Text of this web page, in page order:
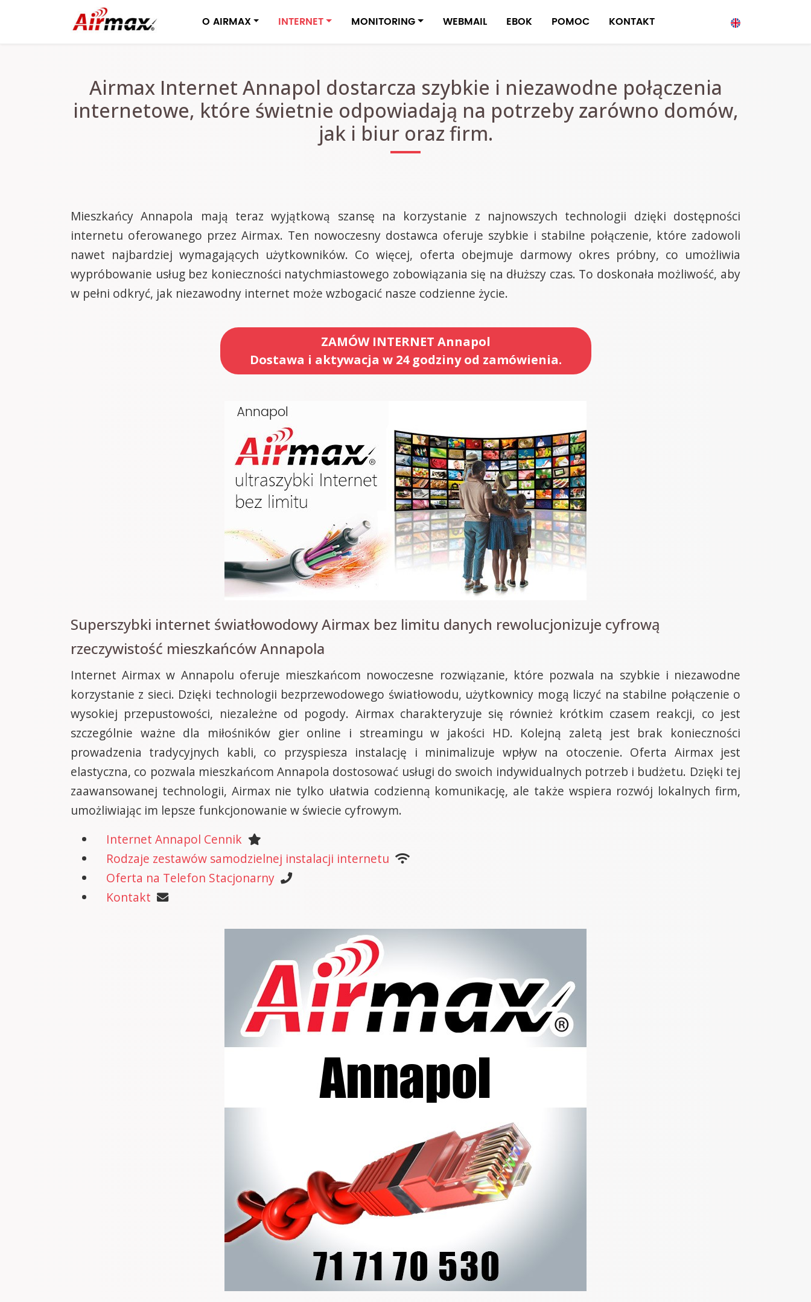
O AIRMAX INTERNET MONITORING WEBMAIL EBOK POMOC KONTAKT
Airmax Internet Annapol dostarcza szybkie i niezawodne połączenia
internetowe, które świetnie odpowiadają na potrzeby zarówno domów,
jak i biur oraz firm.
Mieszkańcy Annapola mają teraz wyjątkową szansę na korzystanie z najnowszych technologii dzięki dostępności
internetu oferowanego przez Airmax. Ten nowoczesny dostawca oferuje szybkie i stabilne połączenie, które zadowoli
nawet najbardziej wymagających użytkowników. Co więcej, oferta obejmuje darmowy okres próbny, co umożliwia
wypróbowanie usług bez konieczności natychmiastowego zobowiązania się na dłuższy czas. To doskonała możliwość, aby
w pełni odkryć, jak niezawodny internet może wzbogacić nasze codzienne życie.
ZAMÓW INTERNET Annapol
Dostawa i aktywacja w 24 godziny od zamówienia.
Superszybki internet światłowodowy Airmax bez limitu danych rewolucjonizuje cyfrową
rzeczywistość mieszkańców Annapola
Internet Airmax w Annapolu oferuje mieszkańcom nowoczesne rozwiązanie, które pozwala na szybkie i niezawodne
korzystanie z sieci. Dzięki technologii bezprzewodowego światłowodu, użytkownicy mogą liczyć na stabilne połączenie o
wysokiej przepustowości, niezależne od pogody. Airmax charakteryzuje się również krótkim czasem reakcji, co jest
szczególnie ważne dla miłośników gier online i streamingu w jakości HD. Kolejną zaletą jest brak konieczności
prowadzenia tradycyjnych kabli, co przyspiesza instalację i minimalizuje wpływ na otoczenie. Oferta Airmax jest
elastyczna, co pozwala mieszkańcom Annapola dostosować usługi do swoich indywidualnych potrzeb i budżetu. Dzięki tej
zaawansowanej technologii, Airmax nie tylko ułatwia codzienną komunikację, ale także wspiera rozwój lokalnych firm,
umożliwiając im lepsze funkcjonowanie w świecie cyfrowym.
Internet Annapol Cennik
Rodzaje zestawów samodzielnej instalacji internetu
Oferta na Telefon Stacjonarny
Kontakt